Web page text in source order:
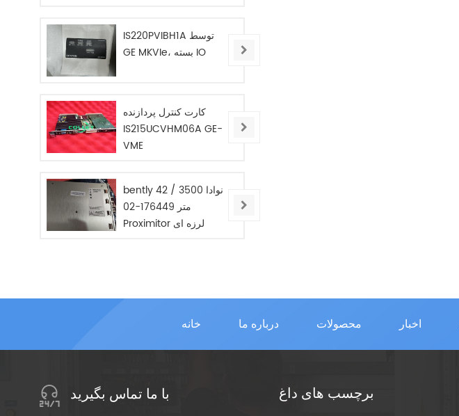
IS220PVIBH1A توسط
GE MKVIe، بسته IO
کارت کنترل پردازنده
IS215UCVHM06A GE-
VME
bently نوادا 3500 / 42
متر 176449-02
Proximitor لرزه ای
خانه درباره ما محصولات اخبار
با ما تماس بگیرید برچسب های داغ